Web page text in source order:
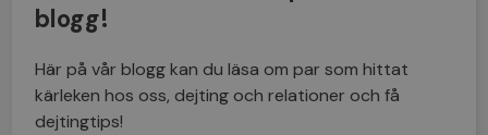
blogg!
Här på vår blogg kan du läsa om par som hittat
kärleken hos oss, dejting och relationer och få
dejtingtips!